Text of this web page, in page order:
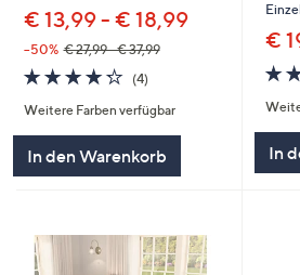
€ 13,99 - € 18,99
--50% € 27,99 - € 37,99
4.2
von
5
(4)4
Weitere Farben verfügbar
In den Warenkorb
€
In